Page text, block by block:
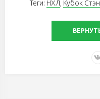
Теги: НХЛ Кубок